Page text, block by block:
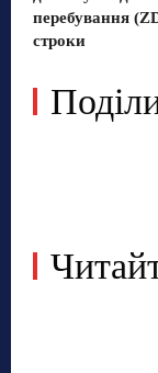
перебування
строки